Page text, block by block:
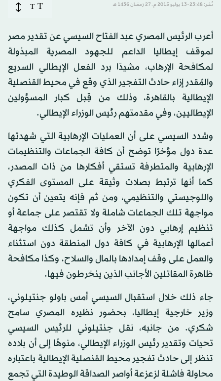
نُشر: 23:48-13 يوليو 2015 م ـ 27 رَمضان 1436 هـ T
T
أعرب الرئيس المصري عبد الفتاح السيسي عن تقدير مصر
لموقف إيطاليا الداعم للجهود المصرية المبذولة
لمكافحة الإرهاب، مشيدًا برد الفعل الإيطالي السريع
والمُقدر إزاء حادث التفجير الذي وقع في محيط القنصلية
الإيطالية بالقاهرة، وذلك من قِبل كبار المسؤولين
الإيطاليين، وفي مقدمتهم رئيس الوزراء الإيطالي.
وشدد السيسي على أن العمليات الإرهابية التي شهدتها
عدة دول مؤخرًا توضح أن كافة الجماعات والتنظيمات
الإرهابية والمتطرفة تستقي أفكارها من ذات المصدر،
كما أنها ترتبط بصلات وثيقة على المستوى الفكري
واللوجيستي والتنظيمي، ومن ثم فإنه يتعين أن تكون
مواجهة تلك الجماعات شاملة ولا تقتصر على جماعة أو
تنظيم إرهابي دون الآخر وأن تشمل كذلك مواجهة
أعمالها الإرهابية في كافة دول المنطقة دون استثناء
والعمل على وقف إمدادها بالمال والسلاح، وكذا مكافحة
ظاهرة المقاتلين الأجانب الذين ينخرطون فيها.
جاء ذلك خلال استقبال السيسي أمس باولو جنتيلوني،
وزير خارجية إيطاليا، بحضور نظيره المصري سامح
شكري. من جانبه، نقل جنتيلوني للرئيس السيسي
تحيات وتقدير رئيس الوزراء الإيطالي، منوهًا إلى أن بلاده
تنظر إلى حادث تفجير محيط القنصلية الإيطالية باعتباره
محاولة فاشلة لزعزعة أواصر الصداقة الوطيدة التي تجمع